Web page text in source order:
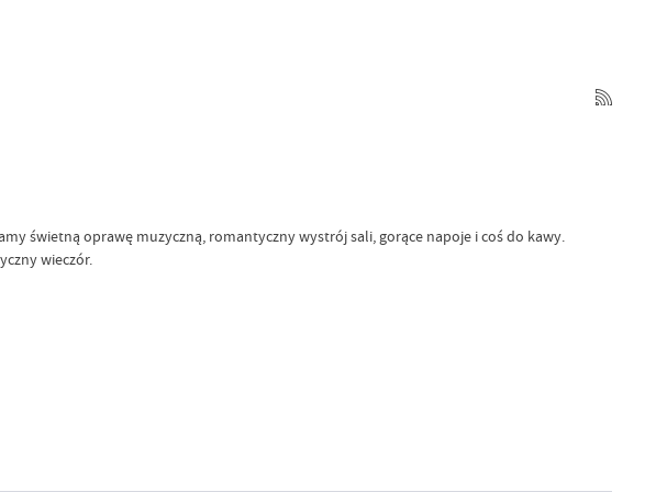
świetną oprawę muzyczną, romantyczny wystrój sali, gorące napoje i coś do kawy.
wieczór.